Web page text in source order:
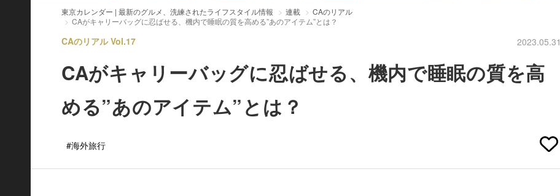
東京カレンダー | 最新のグルメ、洗練されたライフスタイル情報 連載
CAのリアル
CAがキャリーバッグに忍ばせる、機内で睡眠の質を高める”あのアイテム”とは？
CAのリアル Vol.17 2023.05.31
CAがキャリーバッグに忍ばせる、機内で睡眠の質を高
める”あのアイテム”とは？
#海外旅行